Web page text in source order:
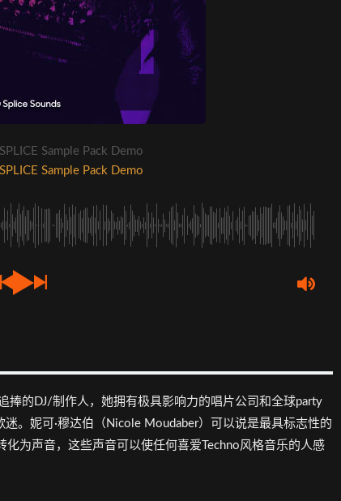
Sample Pack Demo
Sample Pack Demo
捧的DJ/制作人，她拥有极具影响力的唱片公司和全球party
。妮可·穆达伯（Nicole Moudaber）可以说是最具标志性的
化为声音，这些声音可以使任何喜爱Techno风格音乐的人感